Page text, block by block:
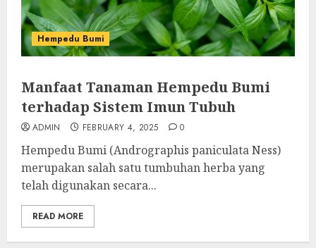
Hempedu Bumi
Manfaat Tanaman Hempedu Bumi
terhadap Sistem Imun Tubuh
ADMIN FEBRUARY 4, 2025 0
Hempedu Bumi (Andrographis paniculata Ness)
merupakan salah satu tumbuhan herba yang
telah digunakan secara...
READ MORE